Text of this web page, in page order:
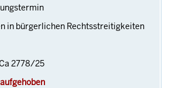
in bürgerlichen Rechtsstreitigkeiten
2778/25